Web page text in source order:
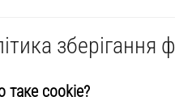
зберігання
таке cookie?